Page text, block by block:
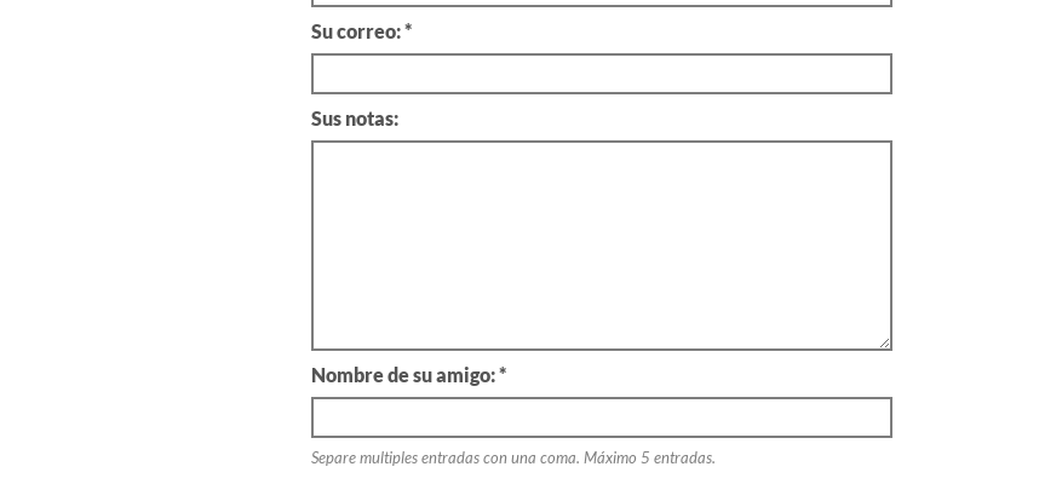
Su correo: *
Sus notas:
Nombre de su amigo: *
Separe multiples entradas con una coma. Máximo 5 entradas.